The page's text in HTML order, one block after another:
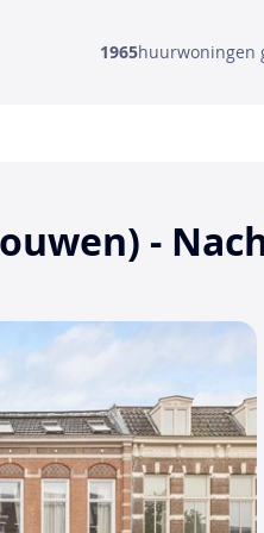
1965huurwoningen
-